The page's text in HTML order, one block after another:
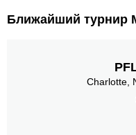
Ближайший турнир
Charlotte,